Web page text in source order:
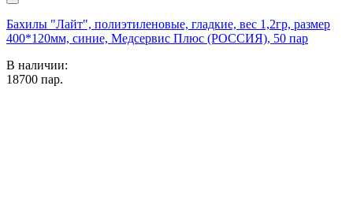
Бахилы "Лайт", полиэтиленовые, гладкие, вес 1,2гр, размер
400*120мм, синие, Медсервис Плюс (РОССИЯ), 50 пар
В наличии:
18700 пар.